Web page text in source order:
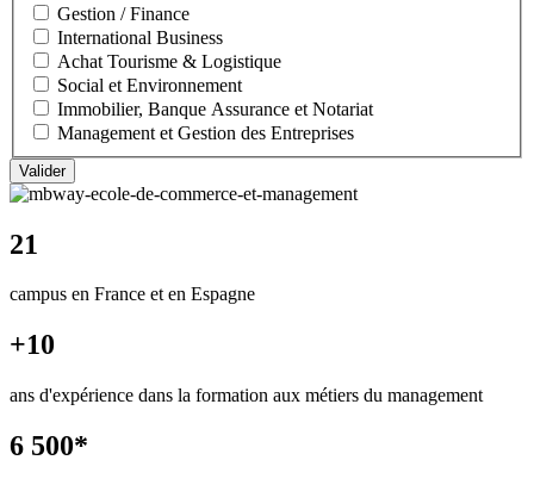
Gestion / Finance
International Business
Achat Tourisme & Logistique
Social et Environnement
Immobilier, Banque Assurance et Notariat
Management et Gestion des Entreprises
21
campus en France et en Espagne
+10
ans d'expérience dans la formation aux métiers du management
6 500*